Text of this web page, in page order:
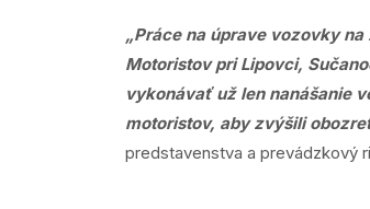
„Práce na úprave vozovky
Motoristov pri Lipovci,
vykonávať už len nanášanie
motoristov, aby zvýšili
predstavenstva a prevádzkový